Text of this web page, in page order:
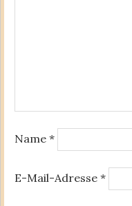
Name *
E-Mail-Adresse *